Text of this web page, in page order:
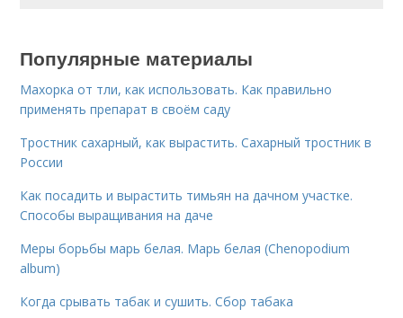
Популярные материалы
Махорка от тли, как использовать. Как правильно
применять препарат в своём саду
Тростник сахарный, как вырастить. Сахарный тростник в
России
Как посадить и вырастить тимьян на дачном участке.
Способы выращивания на даче
Меры борьбы марь белая. Марь белая (Chenopodium
album)
Когда срывать табак и сушить. Сбор табака